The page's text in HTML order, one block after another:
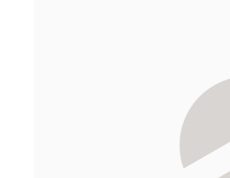
Reseptilääkkeiden tilaaminen
-
tunnistautua. Apteekki käsittelee
Siirry reseptilääketilaukseen